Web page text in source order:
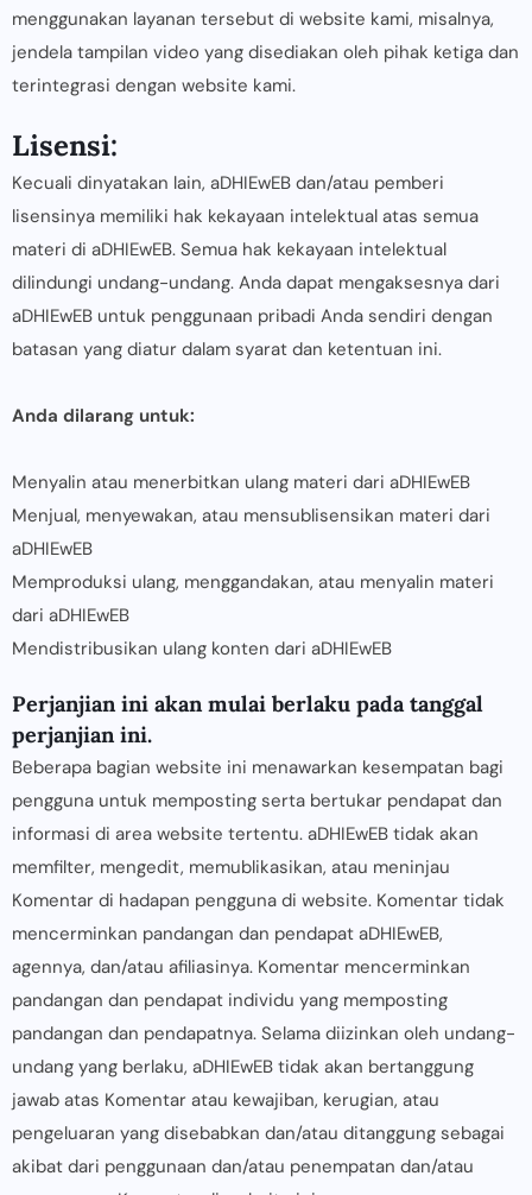
menggunakan layanan tersebut di website kami, misalnya,
jendela tampilan video yang disediakan oleh pihak ketiga dan
terintegrasi dengan website kami.
Lisensi:
Kecuali dinyatakan lain, aDHIEwEB dan/atau pemberi
lisensinya memiliki hak kekayaan intelektual atas semua
materi di aDHIEwEB. Semua hak kekayaan intelektual
dilindungi undang-undang. Anda dapat mengaksesnya dari
aDHIEwEB untuk penggunaan pribadi Anda sendiri dengan
batasan yang diatur dalam syarat dan ketentuan ini.
Anda dilarang untuk:
Menyalin atau menerbitkan ulang materi dari aDHIEwEB
Menjual, menyewakan, atau mensublisensikan materi dari
aDHIEwEB
Memproduksi ulang, menggandakan, atau menyalin materi
dari aDHIEwEB
Mendistribusikan ulang konten dari aDHIEwEB
Perjanjian ini akan mulai berlaku pada tanggal
perjanjian ini.
Beberapa bagian website ini menawarkan kesempatan bagi
pengguna untuk memposting serta bertukar pendapat dan
informasi di area website tertentu. aDHIEwEB tidak akan
memfilter, mengedit, memublikasikan, atau meninjau
Komentar di hadapan pengguna di website. Komentar tidak
mencerminkan pandangan dan pendapat aDHIEwEB,
agennya, dan/atau afiliasinya. Komentar mencerminkan
pandangan dan pendapat individu yang memposting
pandangan dan pendapatnya. Selama diizinkan oleh undang-
undang yang berlaku, aDHIEwEB tidak akan bertanggung
jawab atas Komentar atau kewajiban, kerugian, atau
pengeluaran yang disebabkan dan/atau ditanggung sebagai
akibat dari penggunaan dan/atau penempatan dan/atau